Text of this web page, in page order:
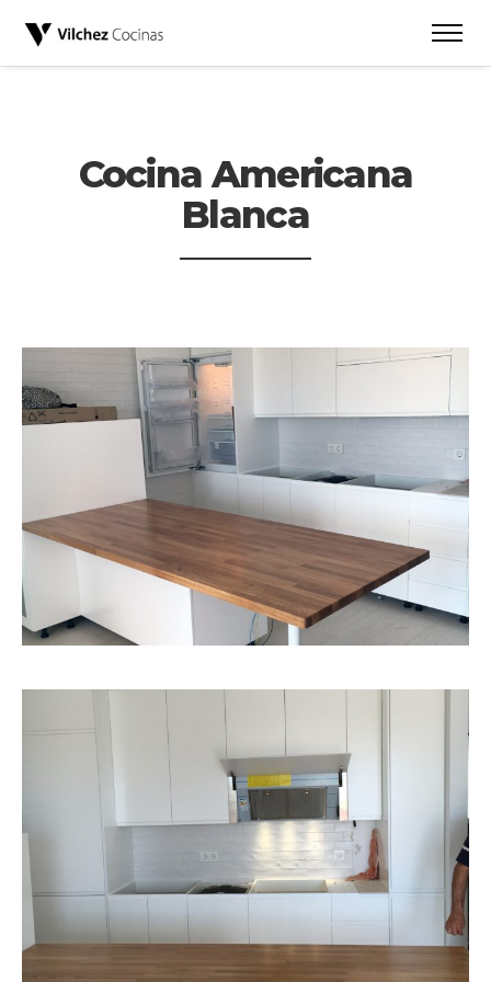
Cocina Americana
Blanca